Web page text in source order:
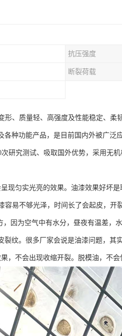
抗压强度
断裂荷载
形、质量轻、高强度及性能稳定、柔
种功能产品，是目前国内外被广泛
研究测试、吸取国外优势，采用无
匀实光亮的效果。油漆效果好坏是
易不够光泽，时间长了会起皮，开裂
，因为空气中有水分，昼夜有温差，
纹。很多厂家会说是油漆问题，其
不会出现收缩开裂。脱模油，不会